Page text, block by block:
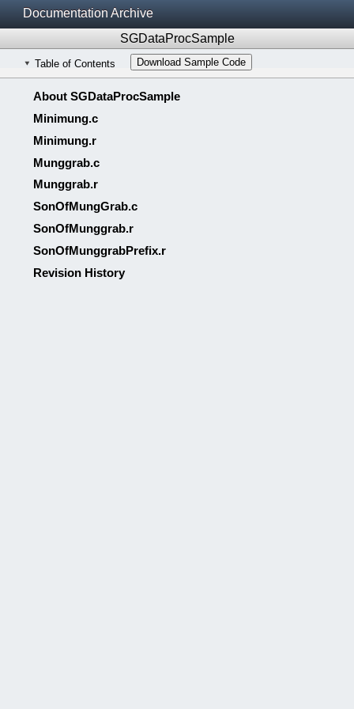
Documentation Archive
SGDataProcSample
Table of Contents Download Sample Code
About SGDataProcSample
Minimung.r
Munggrab.c
SonOfMungGrab.c
SonOfMunggrab.r
SonOfMunggrabPrefix.r